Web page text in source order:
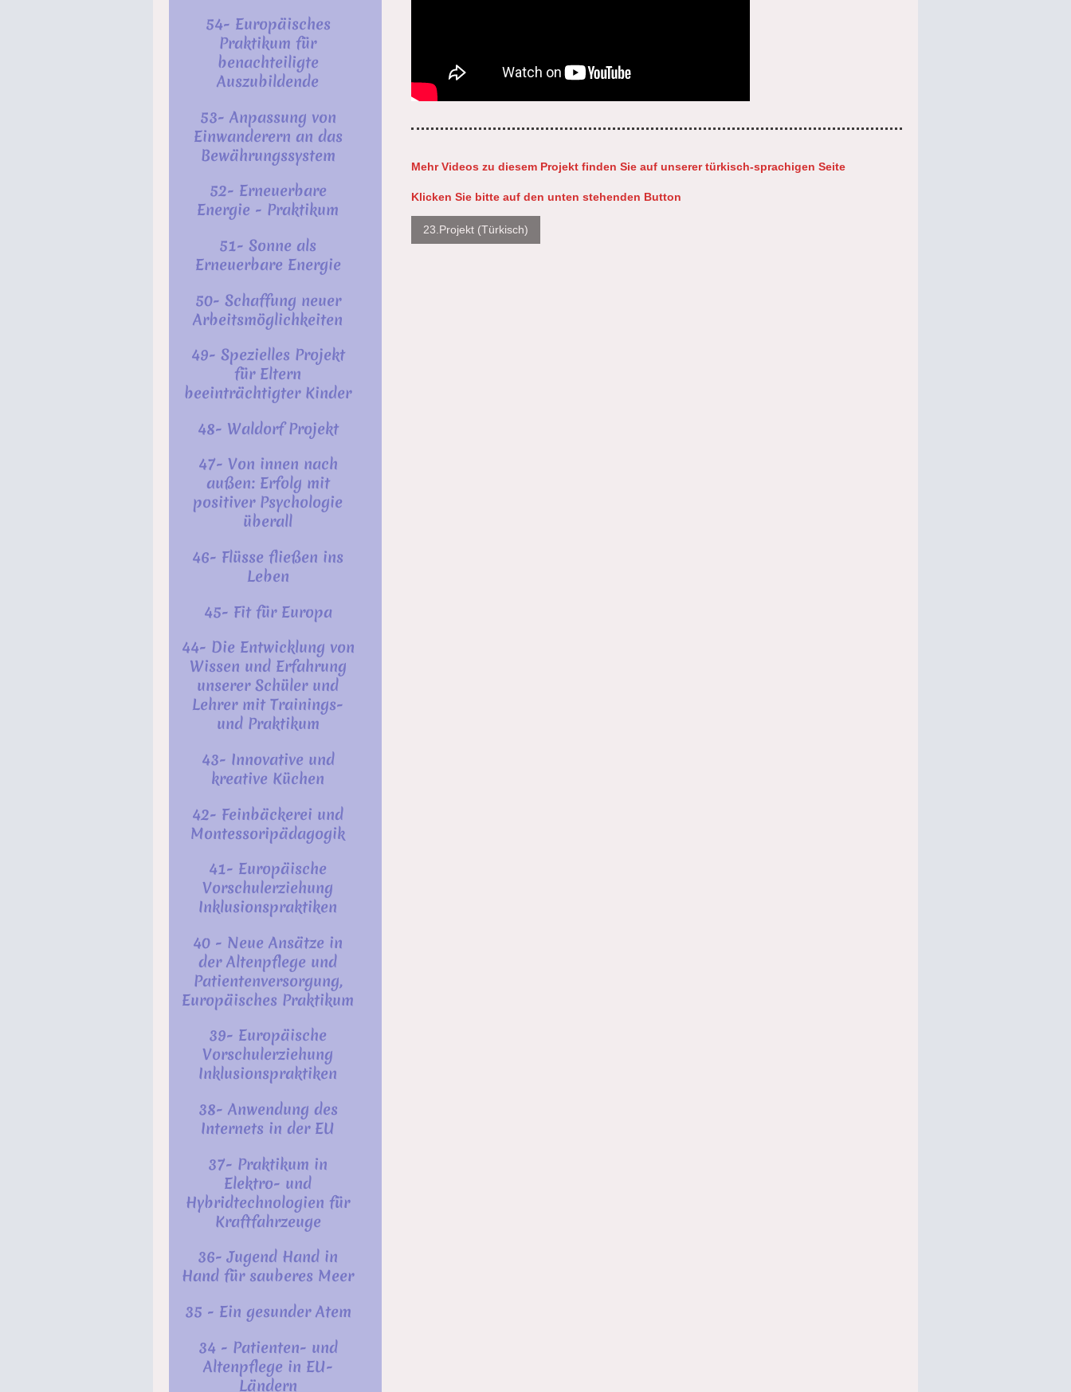
Mehr Videos zu diesem Projekt finden Sie auf unserer türkisch-sprachigen Seite
Klicken Sie bitte auf den unten stehenden Button
23.Projekt (Türkisch)
54- Europäisches
Praktikum für
benachteiligte
Auszubildende
53- Anpassung von
Einwanderern an das
Bewährungssystem
52- Erneuerbare
Energie - Praktikum
51- Sonne als
Erneuerbare Energie
50- Schaffung neuer
Arbeitsmöglichkeiten
49- Spezielles Projekt
für Eltern
beeinträchtigter Kinder
48- Waldorf Projekt
47- Von innen nach
außen: Erfolg mit
positiver Psychologie
überall
46- Flüsse fließen ins
Leben
45- Fit für Europa
44- Die Entwicklung von
Wissen und Erfahrung
unserer Schüler und
Lehrer mit Trainings-
und Praktikum
43- Innovative und
kreative Küchen
42- Feinbäckerei und
Montessoripädagogik
41- Europäische
Vorschulerziehung
Inklusionspraktiken
40 - Neue Ansätze in
der Altenpflege und
Patientenversorgung,
Europäisches Praktikum
39- Europäische
Vorschulerziehung
Inklusionspraktiken
38- Anwendung des
Internets in der EU
37- Praktikum in
Elektro- und
Hybridtechnologien für
Kraftfahrzeuge
36- Jugend Hand in
Hand für sauberes Meer
35 - Ein gesunder Atem
34 - Patienten- und
Altenpflege in EU-
Ländern